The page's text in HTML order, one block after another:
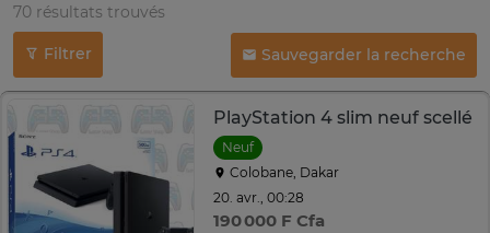
70 résultats trouvés
Filtrer Sauvegarder la recherche
PlayStation 4 slim neuf scellé
Neuf
Colobane, Dakar
20. avr., 00:28
190 000 F Cfa